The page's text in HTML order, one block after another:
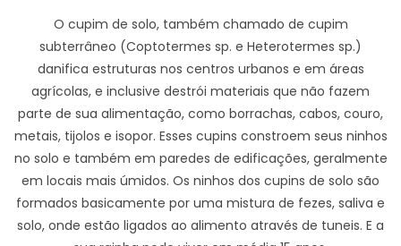
O cupim de solo, também chamado de cupim
subterrâneo (Coptotermes sp. e Heterotermes sp.)
danifica estruturas nos centros urbanos e em áreas
agrícolas, e inclusive destrói materiais que não fazem
parte de sua alimentação, como borrachas, cabos, couro,
metais, tijolos e isopor. Esses cupins constroem seus ninhos
no solo e também em paredes de edificações, geralmente
em locais mais úmidos. Os ninhos dos cupins de solo são
formados basicamente por uma mistura de fezes, saliva e
solo, onde estão ligados ao alimento através de tuneis. E a